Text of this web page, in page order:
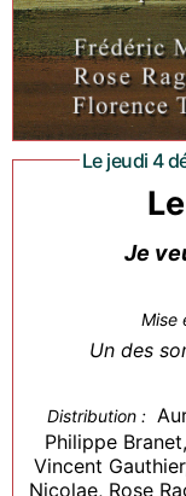
Le jeudi
Je
Mise
Un des
Distribution :
Philippe
Vincent
Nicolae, Rose